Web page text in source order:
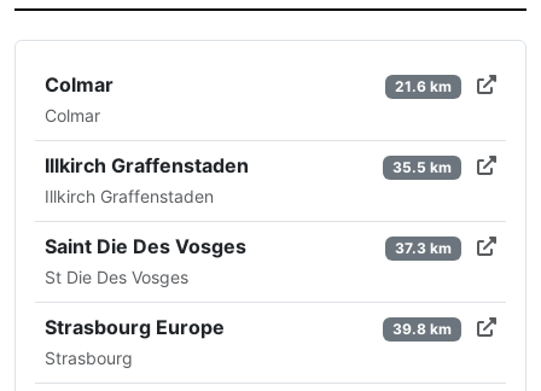
Colmar
Colmar
21.6 km
Illkirch Graffenstaden
Illkirch Graffenstaden
35.5 km
Saint Die Des Vosges
St Die Des Vosges
37.3 km
Strasbourg Europe
Strasbourg
39.8 km